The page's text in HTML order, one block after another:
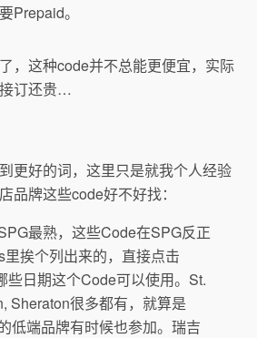
Prepaid。
，这种code并不总能更便宜，实际
订还贵…
更好的词，这里只是就我个人经验
品牌这些code好不好找：
最熟，这些Code在SPG反正
挨个列出来的，直接点击
些日期这个Code可以使用。St.
Sheraton很多都有，就算是
低端品牌有时候也参加。瑞吉